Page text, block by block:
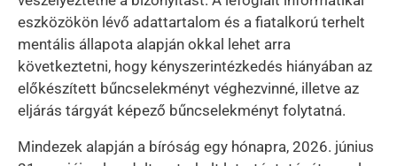
eszközökön lévő adattartalom és a fiatalkorú terhelt
mentális állapota alapján okkal lehet arra
következtetni, hogy kényszerintézkedés hiányában az
előkészített bűncselekményt véghezvinné, illetve az
eljárás tárgyát képező bűncselekményt folytatná.
Mindezek alapján a bíróság egy hónapra, 2026. június